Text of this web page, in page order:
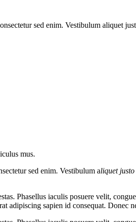
sed enim. Vestibulum aliquet
mus.
sed enim. Vestibulum aliquet
Phasellus iaculis posuere velit,
adipiscing sapien id consequat. Donec